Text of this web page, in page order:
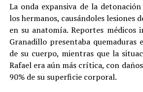
La onda expansiva de la
los hermanos, causándoles lesiones
en su anatomía. Reportes médicos
Granadillo presentaba quemaduras
de su cuerpo, mientras que la
Rafael era aún más crítica, con
90% de su superficie corporal.